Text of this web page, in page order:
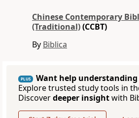
Chinese Contemporary
(Traditional)(CCBT)
By Biblica
PLUS
Want help understanding
Explore trusted study tools in
Discoverdeeper insightwith